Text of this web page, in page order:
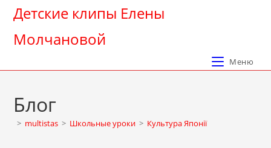
Перейти
содержимому
Детские клипы Елены
Молчановой
Меню
Блог
> multistas > Школьные уроки > Культура Японії